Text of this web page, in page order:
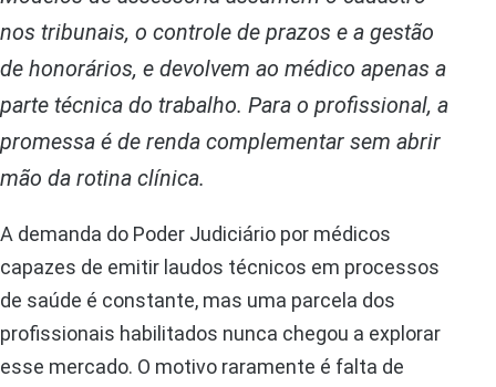
nos tribunais, o controle de prazos e a gestão
de honorários, e devolvem ao médico apenas a
parte técnica do trabalho. Para o profissional, a
promessa é de renda complementar sem abrir
mão da rotina clínica.
A demanda do Poder Judiciário por médicos
capazes de emitir laudos técnicos em processos
de saúde é constante, mas uma parcela dos
profissionais habilitados nunca chegou a explorar
esse mercado. O motivo raramente é falta de